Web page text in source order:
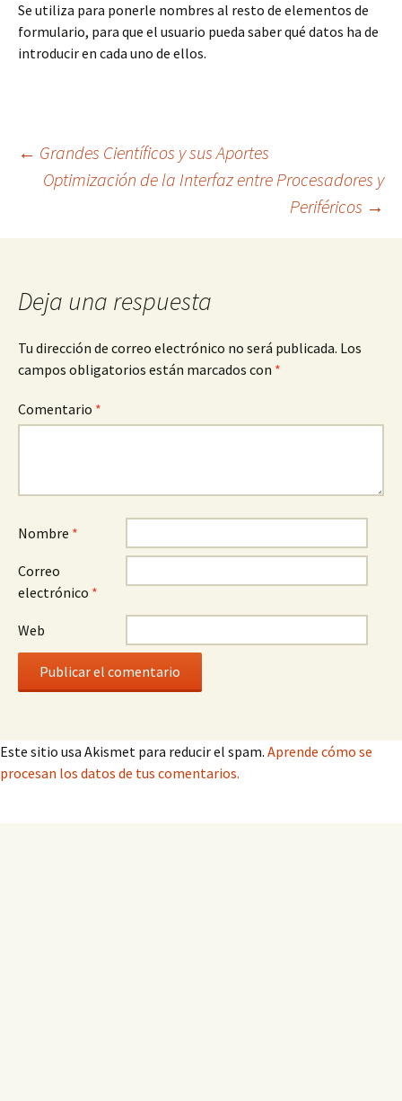
Se utiliza para ponerle nombres al resto de elementos de
formulario, para que el usuario pueda saber qué datos ha de
introducir en cada uno de ellos.
Navegación
← Grandes Científicos y sus Aportes
Optimización de la Interfaz entre Procesadores y
Periféricos →
Deja una respuesta
Tu dirección de correo electrónico no será publicada. Los
campos obligatorios están marcados con *
Comentario *
Nombre *
Correo
electrónico *
Web
Este sitio usa Akismet para reducir el spam. Aprende cómo se
procesan los datos de tus comentarios.